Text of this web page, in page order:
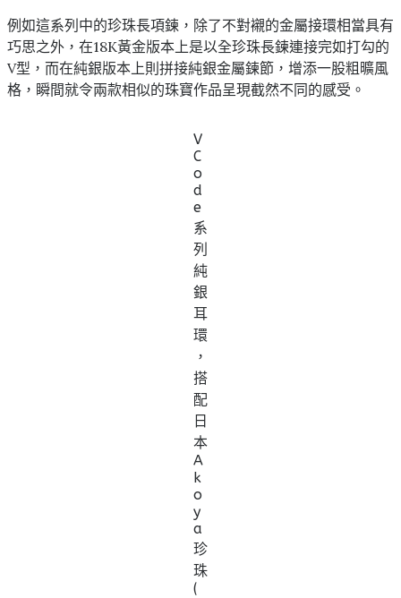
例如這系列中的珍珠長項鍊，除了不對襯的金屬接環相當具有
巧思之外，在18K黃金版本上是以全珍珠長鍊連接完如打勾的
V型，而在純銀版本上則拼接純銀金屬鍊節，增添一股粗曠風
格，瞬間就令兩款相似的珠寶作品呈現截然不同的感受。
V
C
o
d
e
系
列
純
銀
耳
環
，
搭
配
日
本
A
k
o
y
a
珍
珠
(